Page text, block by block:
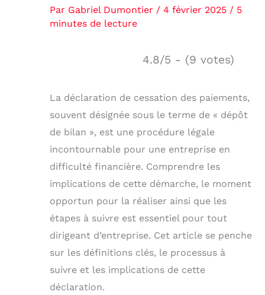
Par Gabriel Dumontier / 4 février 2025 / 5
minutes de lecture
4.8/5 - (9 votes)
La déclaration de cessation des paiements,
souvent désignée sous le terme de « dépôt
de bilan », est une procédure légale
incontournable pour une entreprise en
difficulté financière. Comprendre les
implications de cette démarche, le moment
opportun pour la réaliser ainsi que les
étapes à suivre est essentiel pour tout
dirigeant d’entreprise. Cet article se penche
sur les définitions clés, le processus à
suivre et les implications de cette
déclaration.